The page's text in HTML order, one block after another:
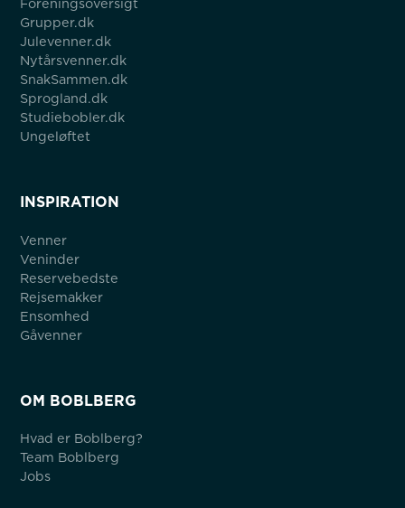
Foreningsoversigt
Grupper.dk
Julevenner.dk
Nytårsvenner.dk
SnakSammen.dk
Sprogland.dk
Studiebobler.dk
Ungeløftet
INSPIRATION
Venner
Veninder
Reservebedste
Rejsemakker
Ensomhed
Gåvenner
OM BOBLBERG
Hvad er Boblberg?
Team Boblberg
Jobs